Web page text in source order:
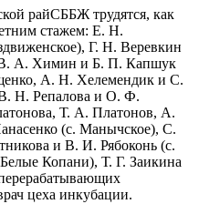
райСББЖ трудятся, как
стажем: Е. Н.
Г. Н. Веревкин
В. А. Химин и Б. П. Капшук
А. Н. Хелемендик и С.
Н. Репалова и О. Ф.
Т. А. Платонов, А.
(с. Манычское), С.
и В. И. Рябоконь (с.
Копани), Т. Г. Заикина
цеха инкубации.